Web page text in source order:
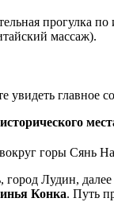
прогулка
массаж).
увидеть главное
исторического
Лудин,
Конка. Путь